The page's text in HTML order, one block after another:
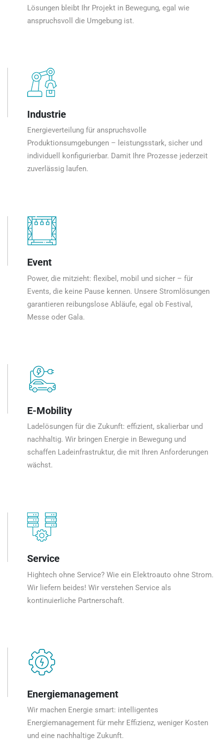
Lösungen bleibt Ihr Projekt in Bewegung, egal wie
anspruchsvoll die Umgebung ist.
Industrie
Energieverteilung für anspruchsvolle
Produktionsumgebungen – leistungsstark, sicher und
individuell konfigurierbar. Damit Ihre Prozesse jederzeit
zuverlässig laufen.
Event
Power, die mitzieht: flexibel, mobil und sicher – für
Events, die keine Pause kennen. Unsere Stromlösungen
garantieren reibungslose Abläufe, egal ob Festival,
Messe oder Gala.
E-Mobility
Ladelösungen für die Zukunft: effizient, skalierbar und
nachhaltig. Wir bringen Energie in Bewegung und
schaffen Ladeinfrastruktur, die mit Ihren Anforderungen
wächst.
Service
Hightech ohne Service? Wie ein Elektroauto ohne Strom.
Wir liefern beides! Wir verstehen Service als
kontinuierliche Partnerschaft.
Energiemanagement
Wir machen Energie smart: intelligentes
Energiemanagement für mehr Effizienz, weniger Kosten
und eine nachhaltige Zukunft.